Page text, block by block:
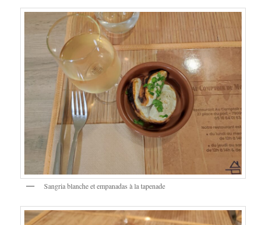
Sangria blanche et empanadas à la tapenade